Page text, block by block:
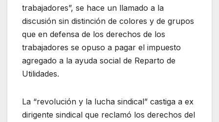
trabajadores”, se hace un llamado a la
discusión sin distinción de colores y de grupos
que en defensa de los derechos de los
trabajadores se opuso a pagar el impuesto
agregado a la ayuda social de Reparto de
Utilidades.
La “revolución y la lucha sindical” castiga a ex
dirigente sindical que reclamó los derechos del